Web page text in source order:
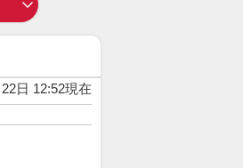
日 12:52現在